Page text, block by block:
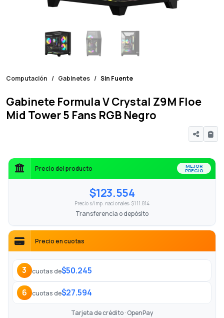
Computación Gabinetes Sin Fuente
Gabinete Formula V Crystal Z9M Floe
Mid Tower 5 Fans RGB Negro
Precio del producto MEJOR
PRECIO
$123.554
Precio s/imp. nacionales: $111.814
Transferencia o depósito
Precio en cuotas
3 cuotas de$50.245
6 cuotas de$27.594
Tarjeta de crédito · OpenPay